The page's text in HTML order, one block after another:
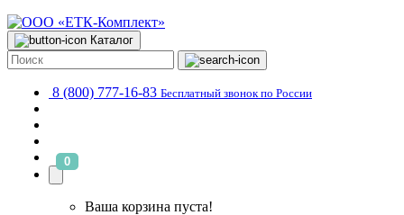
Каталог
8 (800) 777-16-83 Бесплатный звонок по России
0
Ваша корзина пуста!